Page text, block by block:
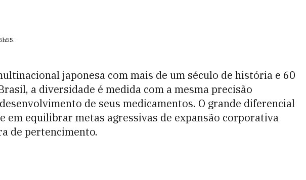
.
japonesa com mais de um século de história e 60
a diversidade é medida com a mesma precisão
de seus medicamentos. O grande diferencial
em equilibrar metas agressivas de expansão corporativa
de pertencimento.